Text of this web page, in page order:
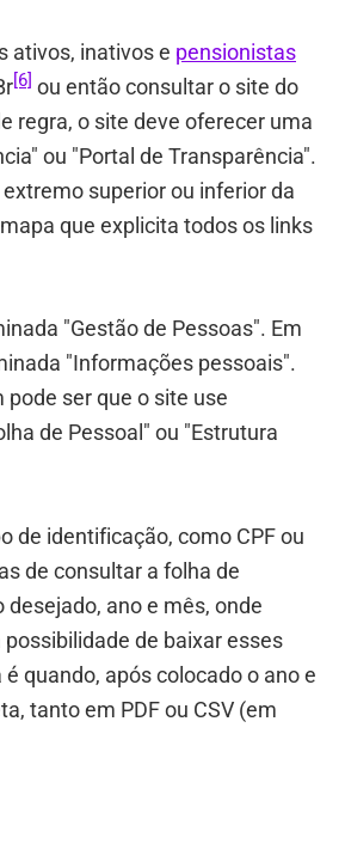
ativos, inativos e pensionistas
[6] ou então consultar o site do
regra, o site deve oferecer uma
ou "Portal de Transparência".
superior ou inferior da
que explicita todos os links
"Gestão de Pessoas". Em
"Informações pessoais".
ser que o site use
de Pessoal" ou "Estrutura
de identificação, como CPF ou
de consultar a folha de
ano e mês, onde
de baixar esses
quando, após colocado o ano e
tanto em PDF ou CSV (em